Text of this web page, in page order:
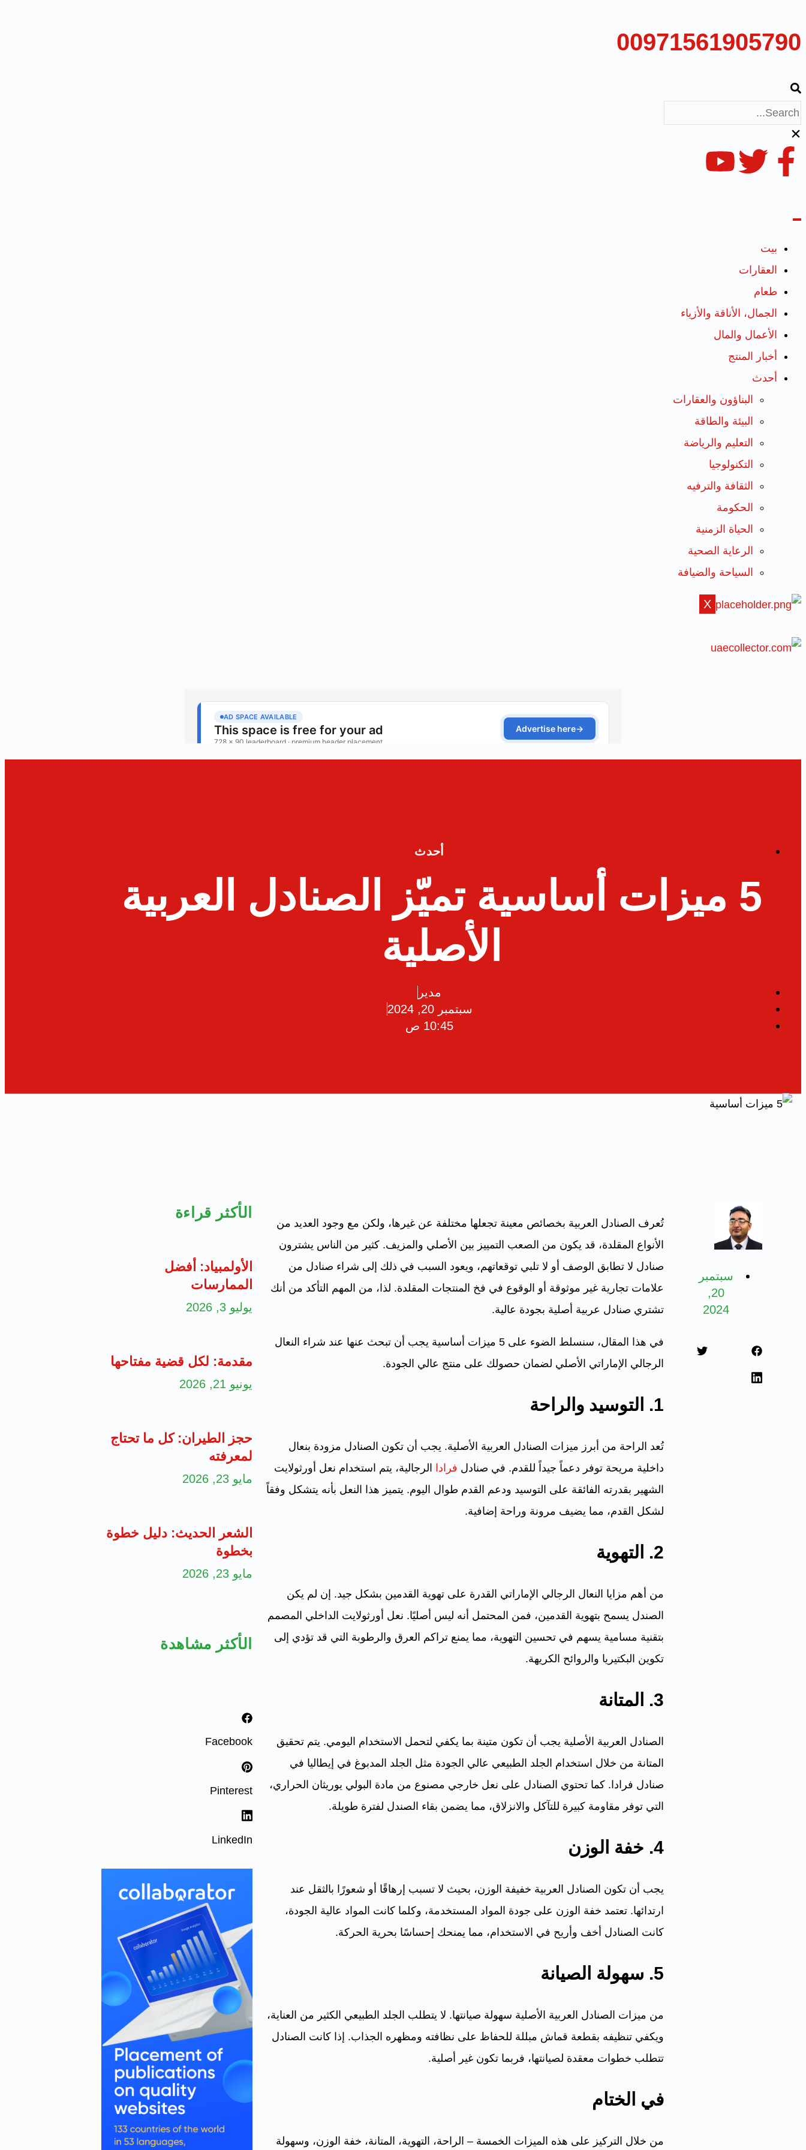
00971561905790
بيت
العقارات
طعام
الجمال، الأناقة والأزياء
الأعمال والمال
أخبار المنتج
أحدث
البناؤون والعقارات
البيئة والطاقة
التعليم والرياضة
التكنولوجيا
الثقافة والترفيه
الحكومة
الحياة الزمنية
الرعاية الصحية
السياحة والضيافة
X
أحدث
5 ميزات أساسية تميّز الصنادل العربية
الأصلية
مدير
سبتمبر 20, 2024
10:45 ص
سبتمبر
20,
2024
تُعرف الصنادل العربية بخصائص معينة تجعلها مختلفة عن غيرها، ولكن مع وجود العديد من
الأنواع المقلدة، قد يكون من الصعب التمييز بين الأصلي والمزيف. كثير من الناس يشترون
صنادل لا تطابق الوصف أو لا تلبي توقعاتهم، ويعود السبب في ذلك إلى شراء صنادل من
علامات تجارية غير موثوقة أو الوقوع في فخ المنتجات المقلدة. لذا، من المهم التأكد من أنك
تشتري صنادل عربية أصلية بجودة عالية.
في هذا المقال، سنسلط الضوء على 5 ميزات أساسية يجب أن تبحث عنها عند شراء النعال
الرجالي الإماراتي الأصلي لضمان حصولك على منتج عالي الجودة.
1. التوسيد والراحة
تُعد الراحة من أبرز ميزات الصنادل العربية الأصلية. يجب أن تكون الصنادل مزودة بنعال
داخلية مريحة توفر دعماً جيداً للقدم. في صنادل فرادا
الرجالية، يتم استخدام نعل أورثولايت
الشهير بقدرته الفائقة على التوسيد ودعم القدم طوال اليوم. يتميز هذا النعل بأنه يتشكل وفقاً
لشكل القدم، مما يضيف مرونة وراحة إضافية.
2. التهوية
من أهم مزايا النعال الرجالي الإماراتي القدرة على تهوية القدمين بشكل جيد. إن لم يكن
الصندل يسمح بتهوية القدمين، فمن المحتمل أنه ليس أصليًا. نعل أورثولايت الداخلي المصمم
بتقنية مسامية يسهم في تحسين التهوية، مما يمنع تراكم العرق والرطوبة التي قد تؤدي إلى
تكوين البكتيريا والروائح الكريهة.
3. المتانة
الصنادل العربية الأصلية يجب أن تكون متينة بما يكفي لتحمل الاستخدام اليومي. يتم تحقيق
المتانة من خلال استخدام الجلد الطبيعي عالي الجودة مثل الجلد المدبوغ في إيطاليا في
صنادل فرادا. كما تحتوي الصنادل على نعل خارجي مصنوع من مادة البولي يوريثان الحراري،
التي توفر مقاومة كبيرة للتآكل والانزلاق، مما يضمن بقاء الصندل لفترة طويلة.
4. خفة الوزن
يجب أن تكون الصنادل العربية خفيفة الوزن، بحيث لا تسبب إرهاقًا أو شعورًا بالثقل عند
ارتدائها. تعتمد خفة الوزن على جودة المواد المستخدمة، وكلما كانت المواد عالية الجودة،
كانت الصنادل أخف وأريح في الاستخدام، مما يمنحك إحساسًا بحرية الحركة.
5. سهولة الصيانة
من ميزات الصنادل العربية الأصلية سهولة صيانتها. لا يتطلب الجلد الطبيعي الكثير من العناية،
ويكفي تنظيفه بقطعة قماش مبللة للحفاظ على نظافته ومظهره الجذاب. إذا كانت الصنادل
تتطلب خطوات معقدة لصيانتها، فربما تكون غير أصلية.
في الختام
من خلال التركيز على هذه الميزات الخمسة – الراحة، التهوية، المتانة، خفة الوزن، وسهولة
الأكثر قراءة
الأولمبياد: أفضل
الممارسات
يوليو 3, 2026
مقدمة: لكل قضية مفتاحها
يونيو 21, 2026
حجز الطيران: كل ما تحتاج
لمعرفته
مايو 23, 2026
الشعر الحديث: دليل خطوة
بخطوة
مايو 23, 2026
الأكثر مشاهدة
Facebook
Pinterest
LinkedIn